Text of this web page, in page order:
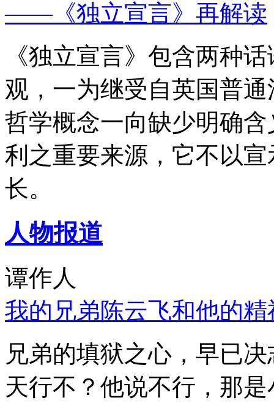
——《独立宣言》再解读
《独立宣言》包含两种
观，一为继受自英国普
哲学概念一向缺少明确
利之重要来源，它不以
长。
人物报道
谭作人
我的兄弟陈云飞和他的
兄弟的填狱之心，早已
天行不？他说不行，那